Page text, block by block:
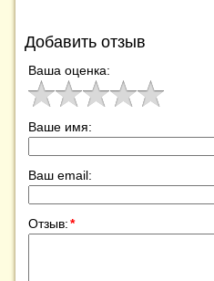
Добавить отзыв
Ваша оценка:
Ваше имя:
Ваш email:
Отзыв:*